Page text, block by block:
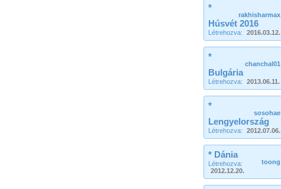
rakhisharmax
*
Húsvét 2016
Létrehozva: 2016.03.12.
chanchal01
*
Bulgária
Létrehozva: 2013.06.11.
sosohae
*
Lengyelország
Létrehozva: 2012.07.06.
toong
* Dánia
Létrehozva:
2012.12.20.